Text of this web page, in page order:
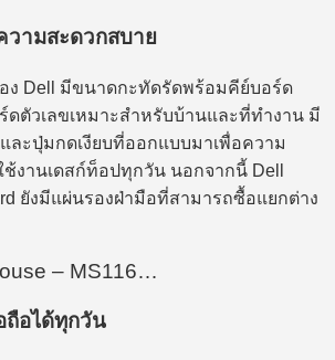
วามสะดวกสบาย
ง Dell มีขนาดกะทัดรัดพร้อมคีย์บอร์ด
ดตัวเลขเหมาะสำหรับบ้านและที่ทำงาน มี
ละปุ่มกดเงียบที่ออกแบบมาเพื่อความ
งานเดสก์ท็อปทุกวัน นอกจากนี้ Dell
ยังมีแผ่นรองฝ่ามือที่สามารถซื้อแยกต่าง
– MS116…
ถือได้ทุกวัน